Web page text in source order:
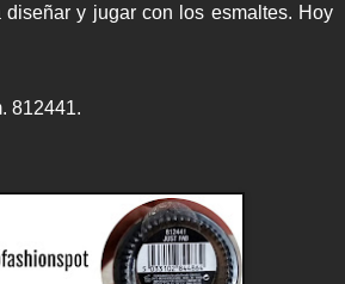
diseñar y jugar con los esmaltes. Hoy
812441.